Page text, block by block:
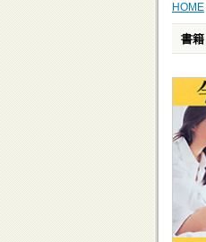
HOME
書籍